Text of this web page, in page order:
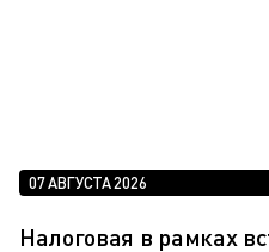
07 АВГУСТА 2026
Налоговая в рамках